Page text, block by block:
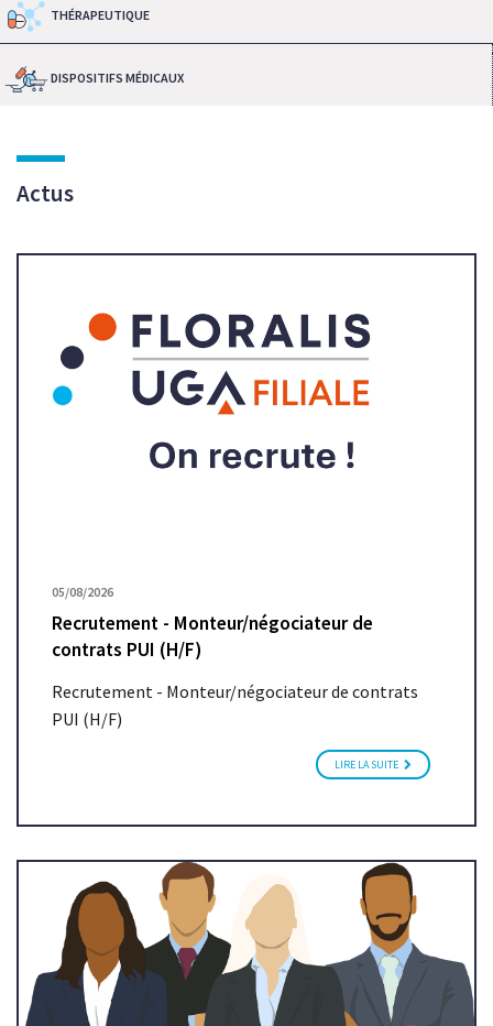
THÉRAPEUTIQUE
DISPOSITIFS MÉDICAUX
Actus
05/08/2026
Recrutement - Monteur/négociateur de
contrats PUI (H/F)
Recrutement - Monteur/négociateur de contrats
PUI (H/F)
LIRE LA SUITE